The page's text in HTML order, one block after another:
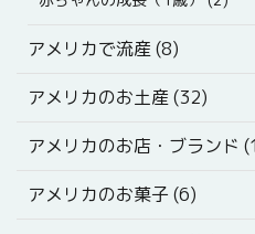
アメリカで流産 (8)
アメリカのお土産 (32)
アメリカのお店・ブランド
アメリカのお菓子 (6)